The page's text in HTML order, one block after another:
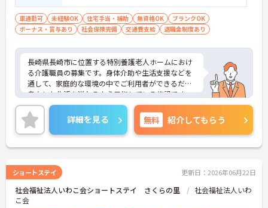
車通勤可 未経験OK 住宅手当・補助 無資格OK
ブランクOK
ボーナス・賞与あり
社会保険完備 交通費支給 退職金制度あり
長崎県長崎市に位置する特別養護老人ホームにおけ
る介護職員の募集です。身体介助や生活支援などを
通して、家庭的な環境の中でご利用者ができるだけ
自立した生活を送れるよう目指している施設です。
未経験の方やブランクがある方も歓迎です。新しく
介護業務をスタートさせたい方にもおすすめの求人
です。
ご興味のある方には、面接対策ポイントなど、さら
に詳細をご案内しますのでお気軽にご相談くださ
詳細を見る 無料 紹介してもらう
ショートステイ 更新日：2026年06月22日
社会福祉法人いわこ会ショートステイ さくらの里
社会福祉法人いわ
こ会